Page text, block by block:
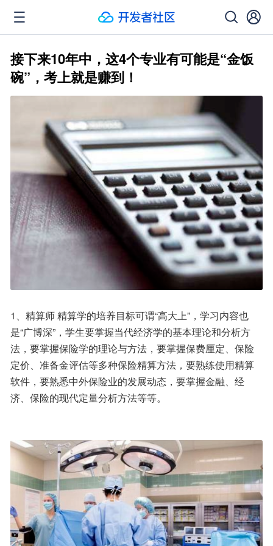
接下来10年中，这4个专业有可能是“金饭
碗”，考上就是赚到！
1、精算师 精算学的培养目标可谓“高大上”，学习内容也
是“广博深”，学生要掌握当代经济学的基本理论和分析方
法，要掌握保险学的理论与方法，要掌握保费厘定、保险
定价、准备金评估等多种保险精算方法，要熟练使用精算
软件，要熟悉中外保险业的发展动态，要掌握金融、经
济、保险的现代定量分析方法等等。